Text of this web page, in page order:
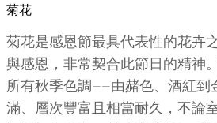
菊花
菊花是感恩節最具代表性的花卉
與感恩，非常契合此節日的精神
所有秋季色調——由赭色、酒紅到
滿、層次豐富且相當耐久，不論